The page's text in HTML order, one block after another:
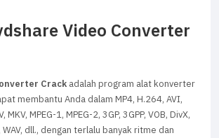
Video Converter
Crack adalah program alat konverter
membantu Anda dalam MP4, H.264, AVI,
MKV, MPEG-1, MPEG-2, 3GP, 3GPP, VOB, DivX,
WAV, dll., dengan terlalu banyak ritme dan